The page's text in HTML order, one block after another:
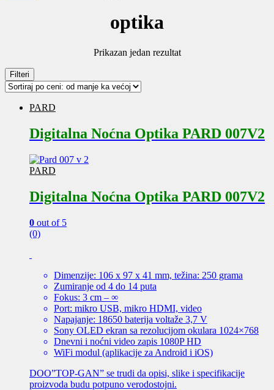
optika
Prikazan jedan rezultat
Filteri
PARD
Digitalna Noćna Optika PARD 007V2
PARD
Digitalna Noćna Optika PARD 007V2
0 out of 5
(0)
Dimenzije: 106 x 97 x 41 mm, težina: 250 grama
Zumiranje od 4 do 14 puta
Fokus: 3 cm – ∞
Port: mikro USB, mikro HDMI, video
Napajanje: 18650 baterija voltaže 3,7 V
Sony OLED ekran sa rezolucijom okulara 1024×768
Dnevni i noćni video zapis 1080P HD
WiFi modul (aplikacije za Android i iOS)
DOO”TOP-GAN” se trudi da opisi, slike i specifikacije
proizvoda budu potpuno verodostojni.